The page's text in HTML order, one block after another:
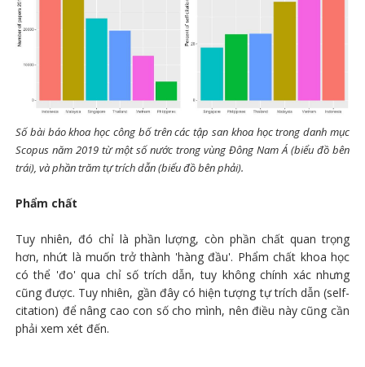
Số bài báo khoa học công bố trên các tập san khoa học trong danh mục
Scopus năm 2019 từ một số nước trong vùng Đông Nam Á (biểu đồ bên
trái), và phần trăm tự trích dẫn (biểu đồ bên phải).
Phẩm chất
Tuy nhiên, đó chỉ là phần lượng, còn phần chất quan trọng
hơn, nhứt là muốn trở thành 'hàng đầu'. Phẩm chất khoa học
có thể 'đo' qua chỉ số trích dẫn, tuy không chính xác nhưng
cũng được. Tuy nhiên, gần đây có hiện tượng tự trích dẫn (self-
citation) để nâng cao con số cho mình, nên điều này cũng cần
phải xem xét đến.